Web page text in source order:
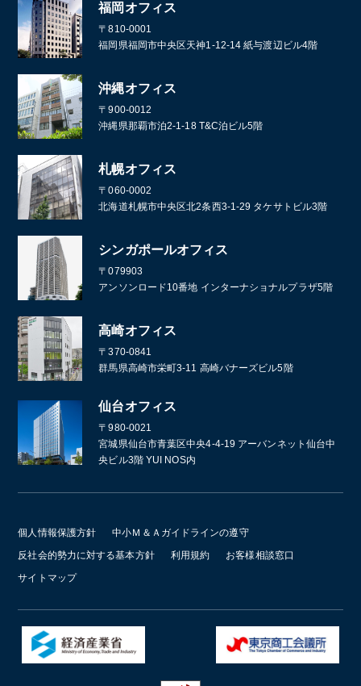
福岡オフィス
〒810-0001
福岡県福岡市中央区天神1-12-14 紙与渡辺ビル4階
沖縄オフィス
〒900-0012
沖縄県那覇市泊2-1-18 T&C泊ビル5階
札幌オフィス
〒060-0002
北海道札幌市中央区北2条西3-1-29 タケサトビル3階
シンガポールオフィス
〒079903
アンソンロード10番地 インターナショナルプラザ5階
高崎オフィス
〒370-0841
群馬県高崎市栄町3-11 高崎バナーズビル5階
仙台オフィス
〒980-0021
宮城県仙台市青葉区中央4-4-19 アーバンネット仙台中
央ビル3階 YUI NOS内
個人情報保護方針
中小Ｍ＆Ａガイドラインの遵守
反社会的勢力に対する基本方針
利用規約
お客様相談窓口
サイトマップ